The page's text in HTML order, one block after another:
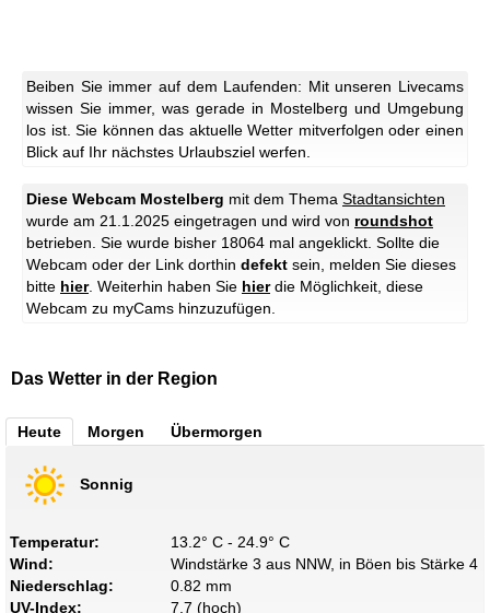
Beiben Sie immer auf dem Laufenden: Mit unseren Livecams
wissen Sie immer, was gerade in Mostelberg und Umgebung
los ist. Sie können das aktuelle Wetter mitverfolgen oder einen
Blick auf Ihr nächstes Urlaubsziel werfen.
Diese Webcam Mostelberg mit dem Thema Stadtansichten
wurde am 21.1.2025 eingetragen und wird von roundshot
betrieben. Sie wurde bisher 18064 mal angeklickt. Sollte die
Webcam oder der Link dorthin defekt sein, melden Sie dieses
bitte hier. Weiterhin haben Sie hierdie Möglichkeit, diese
Webcam zu myCams hinzuzufügen.
Das Wetter in der Region
Heute Morgen Übermorgen
Sonnig
Temperatur:
13.2° C - 24.9° C
Wind:
Windstärke 3 aus NNW, in Böen bis Stärke 4
Niederschlag:
0.82 mm
UV-Index:
7.7 (hoch)